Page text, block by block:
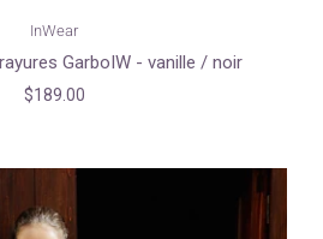
InWear
GarboIW - vanille / noir
$189.00